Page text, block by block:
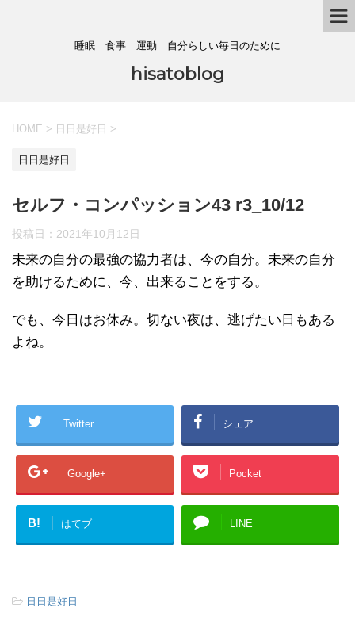
睡眠 食事 運動 自分らしい毎日のために
hisatoblog
HOME > 日日是好日 >
日日是好日
セルフ・コンパッション43 r3_10/12
投稿日： 2021年10月12日
未来の自分の最強の協力者は、今の自分。未来の自分
を助けるために、今、出来ることをする。
でも、今日はお休み。切ない夜は、逃げたい日もある
よね。
Twitter シェア
Google+ Pocket
B! はてブ LINE
-日日是好日